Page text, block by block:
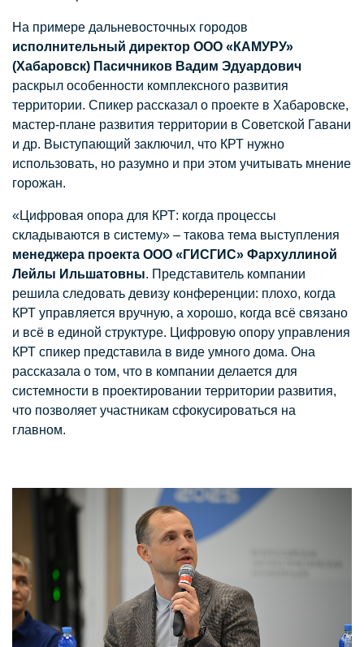
На примере дальневосточных городов
исполнительный директор ООО «КАМУРУ»
(Хабаровск) Пасичников Вадим Эдуардович
раскрыл особенности комплексного развития
территории. Спикер рассказал о проекте в Хабаровске,
мастер-плане развития территории в Советской Гавани
и др. Выступающий заключил, что КРТ нужно
использовать, но разумно и при этом учитывать мнение
горожан.
«Цифровая опора для КРТ: когда процессы
складываются в систему» – такова тема выступления
менеджера проекта ООО «ГИСГИС» Фархуллиной
Лейлы Ильшатовны. Представитель компании
решила следовать девизу конференции: плохо, когда
КРТ управляется вручную, а хорошо, когда всё связано
и всё в единой структуре. Цифровую опору управления
КРТ спикер представила в виде умного дома. Она
рассказала о том, что в компании делается для
системности в проектировании территории развития,
что позволяет участникам сфокусироваться на
главном.